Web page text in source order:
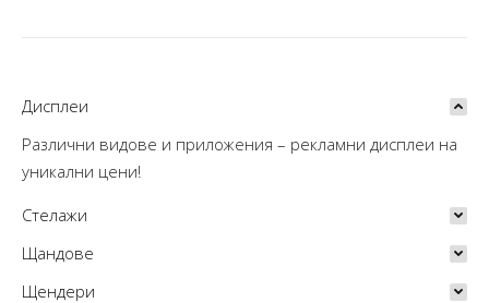
Дисплеи
Различни видове и приложения – рекламни дисплеи на
уникални цени!
Стелажи
Щандове
Щендери